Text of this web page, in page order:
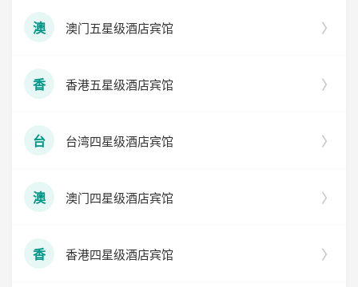
澳 澳门五星级酒店宾馆
香 香港五星级酒店宾馆
台 台湾四星级酒店宾馆
澳 澳门四星级酒店宾馆
香 香港四星级酒店宾馆